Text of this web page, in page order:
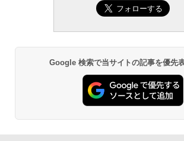
Google 検索で当サイトの記事を優先